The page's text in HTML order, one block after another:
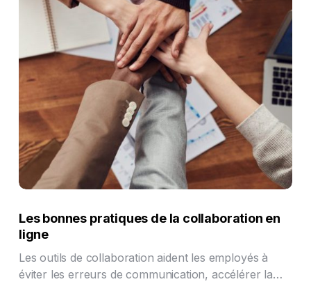
Les bonnes pratiques de la collaboration en
ligne
Les outils de collaboration aident les employés à
éviter les erreurs de communication, accélérer la…